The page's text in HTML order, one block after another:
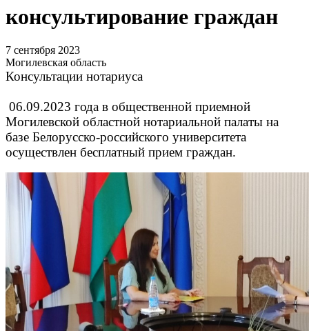
консультирование граждан
7 сентября 2023
Могилевская область
Консультации нотариуса
06.09.2023 года в общественной приемной
Могилевской областной нотариальной палаты на
базе Белорусско-российского университета
осуществлен бесплатный прием граждан.